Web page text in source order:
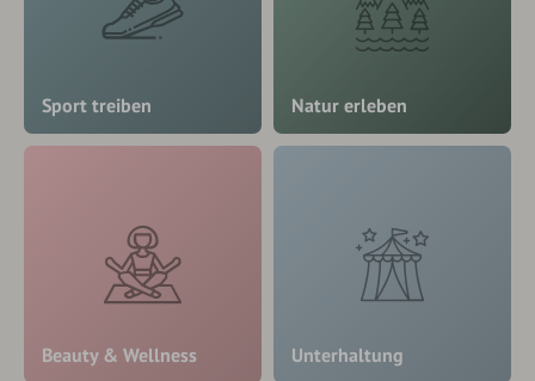
Sport treiben Natur erleben
Beauty & Wellness Unterhaltung